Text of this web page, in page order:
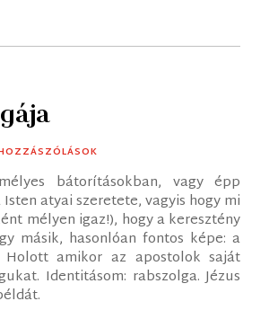
bátorításokban, vagy épp
atyai szeretete, vagyis hogy mi
mélyen igaz!), hogy a keresztény
másik, hasonlóan fontos képe: a
Holott amikor az apostolok saját
Identitásom: rabszolga. Jézus